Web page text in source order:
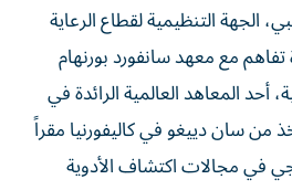
الجهة التنظيمية لقطاع الرعاية
مع معهد سانفورد بورنهام
أحد المعاهد العالمية الرائدة في
سان دييغو في كاليفورنيا مقراً
في مجالات اكتشاف الأدوية